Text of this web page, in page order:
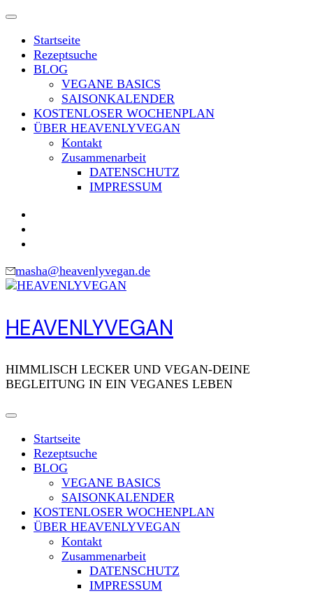
Skip
content
(Press
Enter)
Startseite
Rezeptsuche
BLOG
VEGANE BASICS
SAISONKALENDER
KOSTENLOSER WOCHENPLAN
ÜBER HEAVENLYVEGAN
Kontakt
Zusammenarbeit
DATENSCHUTZ
IMPRESSUM
masha@heavenlyvegan.de
HEAVENLYVEGAN
HIMMLISCH LECKER UND VEGAN-DEINE
BEGLEITUNG IN EIN VEGANES LEBEN
Startseite
Rezeptsuche
BLOG
VEGANE BASICS
SAISONKALENDER
KOSTENLOSER WOCHENPLAN
ÜBER HEAVENLYVEGAN
Kontakt
Zusammenarbeit
DATENSCHUTZ
IMPRESSUM